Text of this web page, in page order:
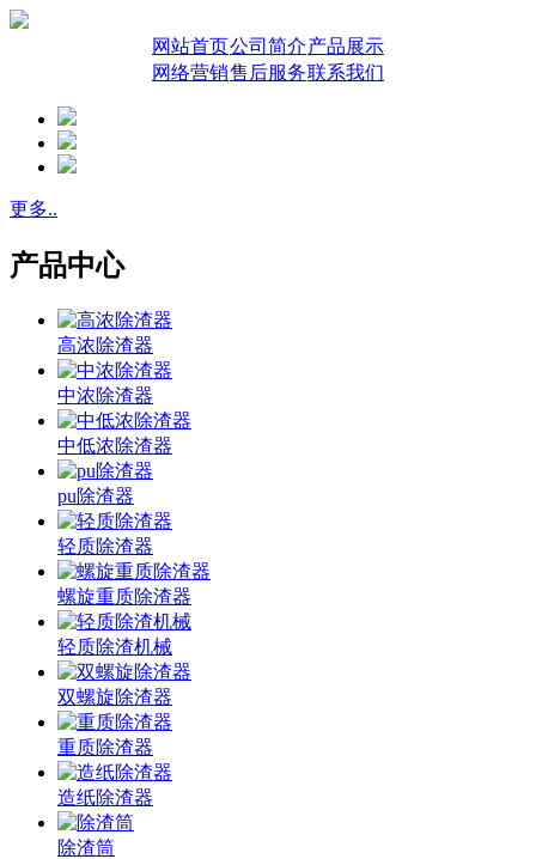
网站首页公司简介产品展示
网络营销售后服务联系我们
更多..
产品中心
高浓除渣器
中浓除渣器
中低浓除渣器
pu除渣器
轻质除渣器
螺旋重质除渣器
轻质除渣机械
双螺旋除渣器
重质除渣器
造纸除渣器
除渣筒